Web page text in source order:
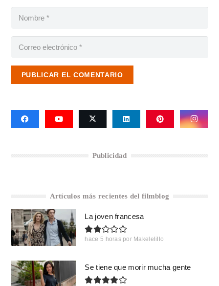
PUBLICAR EL COMENTARIO
Publicidad
Artículos más recientes del filmblog
La joven francesa
hace 5 horas por Makelelillo
Se tiene que morir mucha gente